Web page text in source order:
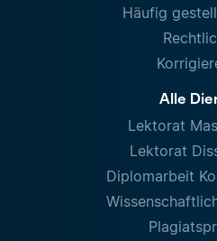
Häufig
Alle
Lektorat
Lektorat
Diplomarbeit